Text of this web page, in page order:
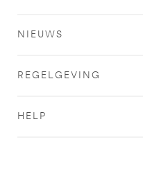
NIEUWS
REGELGEVING
HELP